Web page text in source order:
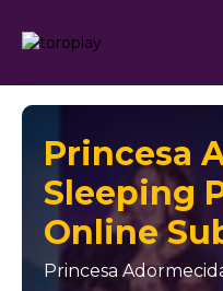
Princesa
Sleeping
Online
Princesa